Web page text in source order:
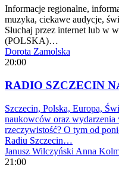
Informacje regionalne,
muzyka, ciekawe audycje,
Słuchaj przez internet lub w
(POLSKA)…
Dorota Zamolska
20:00
RADIO SZCZECIN
Szczecin, Polska, Europa,
naukowców oraz wydarzenia
rzeczywistość? O tym od
Radiu Szczecin…
Janusz Wilczyński Anna
21:00